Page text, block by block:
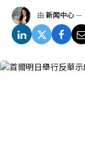
由 新闻中心